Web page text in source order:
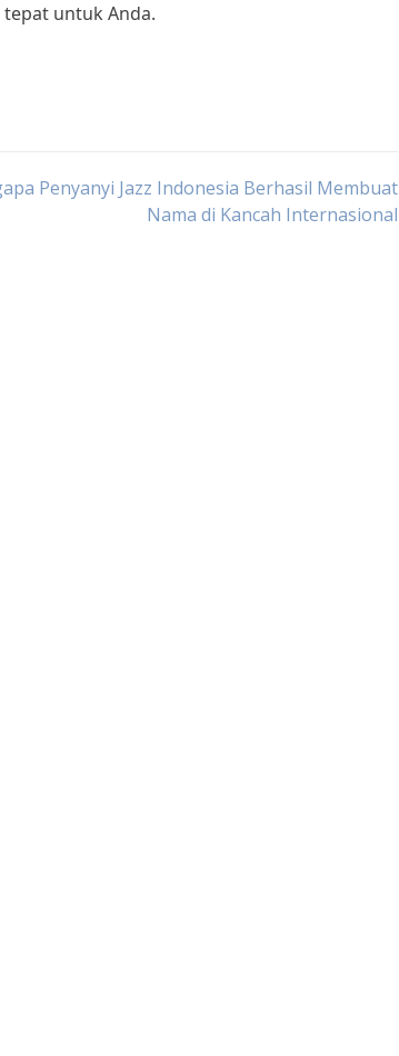
tepat untuk Anda.
Penyanyi Jazz Indonesia Berhasil Membuat
Nama di Kancah Internasional